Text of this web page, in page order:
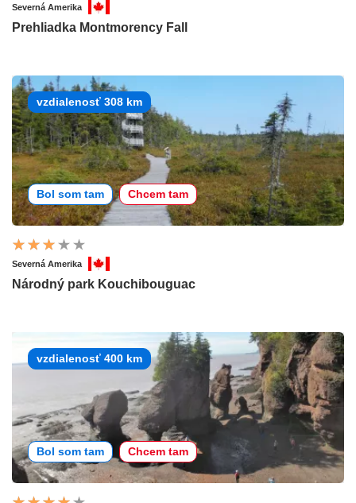
Severná Amerika
Prehliadka Montmorency Fall
vzdialenosť 308 km
Bol som tam Chcem tam
Severná Amerika
Národný park Kouchibouguac
vzdialenosť 400 km
Bol som tam Chcem tam